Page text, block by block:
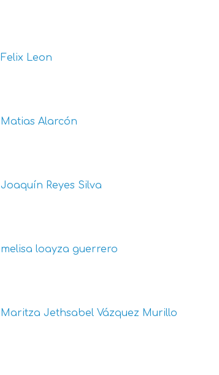
Felix Leon
Matias Alarcón
Joaquín Reyes Silva
melisa loayza guerrero
Maritza Jethsabel Vázquez Murillo